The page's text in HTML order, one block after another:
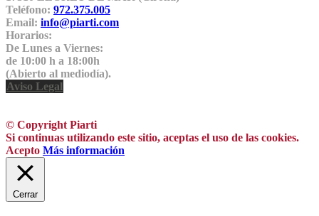
Teléfono: 972.375.005
Email: info@piarti.com
Horarios:
De Lunes a Viernes:
de 10:00 h a 18:00h
(Abierto al mediodía).
Aviso Legal
© Copyright Piarti
Si continuas utilizando este sitio, aceptas el uso de las cookies.
Acepto Más información
Cerrar